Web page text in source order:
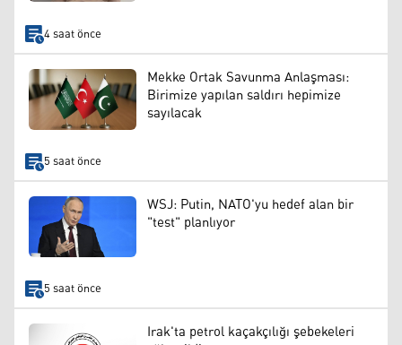
4 saat önce
Mekke Ortak Savunma Anlaşması:
Birimize yapılan saldırı hepimize
sayılacak
5 saat önce
WSJ: Putin, NATO'yu hedef alan bir
"test" planlıyor
5 saat önce
Irak'ta petrol kaçakçılığı şebekeleri